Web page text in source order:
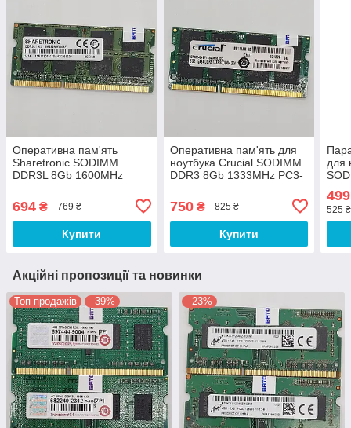
Оперативна пам'ять
Sharetronic SODIMM
DDR3L 8Gb 1600MHz
(SM322NW08IAF) Б/В
694 ₴ 769 ₴
Купити
Оперативна пам'ять для
ноутбука Crucial SODIMM
DDR3 8Gb 1333MHz PC3-
(CT102464BF1339.M16FDD)
Б/В
750₴ 825 ₴
Купити
для
499
525
Акційні пропозиції та новинки
Топ продажів –39% –23%